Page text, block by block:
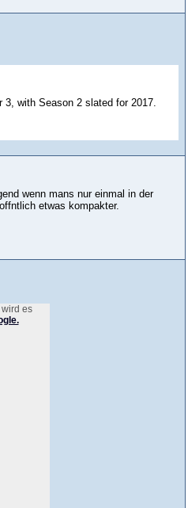
with Season 2 slated for 2017.
wenn mans nur einmal in der
etwas kompakter.
es